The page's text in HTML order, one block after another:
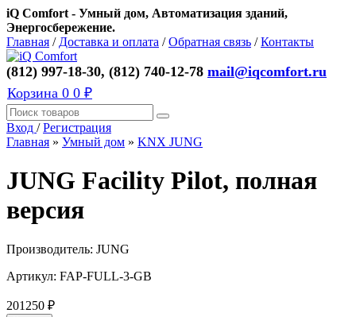
iQ Comfort - Умный дом, Автоматизация зданий,
Энергосбережение.
Главная / Доставка и оплата /Обратная связь /Контакты
(812) 997-18-30, (812) 740-12-78 mail@iqcomfort.ru
Корзина 0 0 ₽
Вход /Регистрация
Главная » Умный дом » KNX JUNG
JUNG Facility Pilot, полная
версия
Производитель: JUNG
Артикул: FAP-FULL-3-GB
201250 ₽